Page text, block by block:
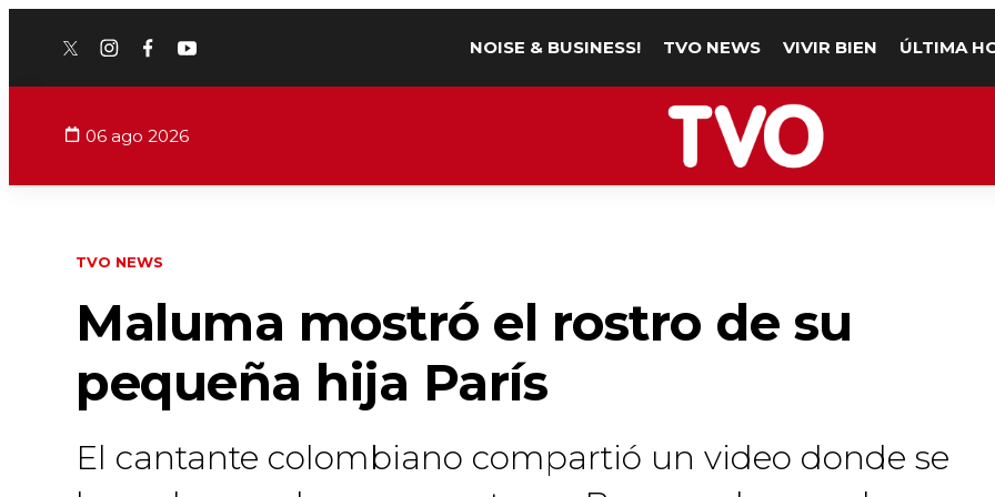
twitterinstagram
facebook
youtube NOISE & BUSINESS! TVO NEWS VIVIR BIEN ÚLTIMA
06 ago 2026
TVO NEWS
Maluma mostró el rostro de su
pequeña hija París
El cantante colombiano compartió un video donde se